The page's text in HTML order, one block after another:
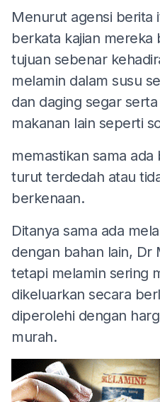
Menurut agensi berita
berkata kajian mereka
tujuan sebenar
melamin dalam susu
dan daging segar
makanan lain seperti
memastikan sama
turut terdedah atau
berkenaan.
Ditanya sama ada
dengan bahan lain,
tetapi melamin sering
dikeluarkan secara
diperolehi dengan
murah.